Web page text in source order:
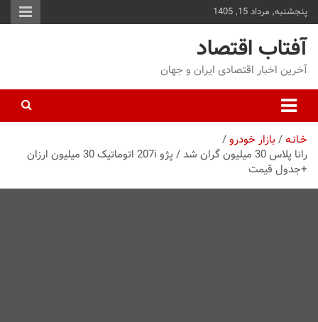
پنجشنبه, مرداد 15, 1405
آفتاب اقتصاد
آخرین اخبار اقتصادی ایران و جهان
خـانـه بازار خودرو
رانا پلاس 30 میلیون گران شد / پژو 207i اتوماتیک 30 میلیون ارزان
+جدول قیمت